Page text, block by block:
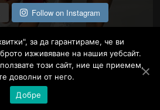
Follow on Instagram
Политика за поверителност
Copyright FEIA
за да гарантираме, че ви
изживяване на нашия уебсайт.
този сайт, ние ще приемем,
доволни от него.
Добре